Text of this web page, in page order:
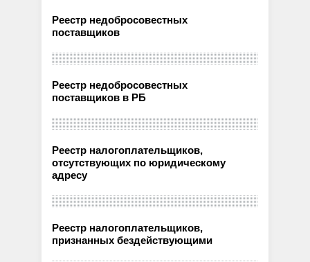
Реестр недобросовестных
поставщиков
Реестр недобросовестных
поставщиков в РБ
Реестр налогоплательщиков,
отсутствующих по юридическому
адресу
Реестр налогоплательщиков,
признанных бездействующими